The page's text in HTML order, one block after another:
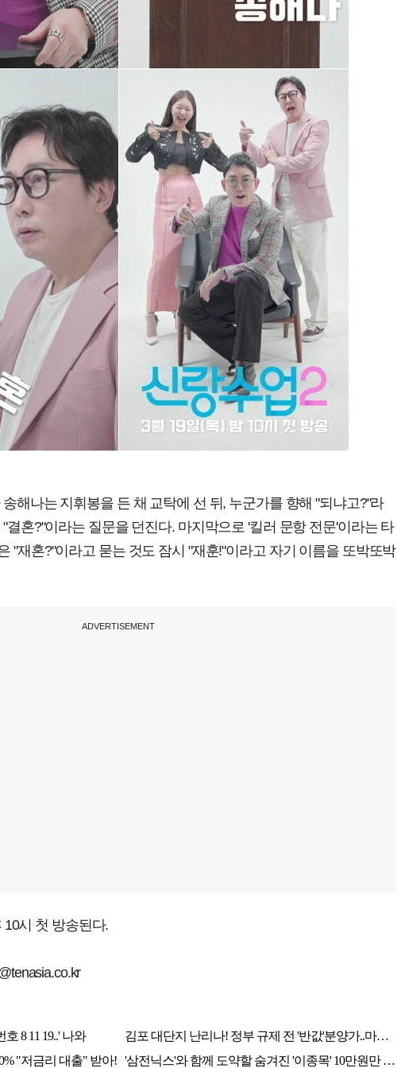
해나는 지휘봉을 든 채 교탁에 선 뒤, 누군가를 향해 "되냐고?"라
결혼?"이라는 질문을 던진다. 마지막으로 '킬러 문항 전문'이라는 타
"재혼?"이라고 묻는 것도 잠시 "재훈!"이라고 자기 이름을 또박또박
ADVERTISEMENT
10시 첫 방송된다.